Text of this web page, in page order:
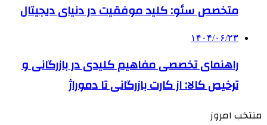
متخصص سئو: کلید موفقیت در دنیای دیجیتال
۱۴۰۴/۰۶/۲۳
راهنمای تخصصی مفاهیم کلیدی در بازرگانی و
ترخیص کالا: از کارت بازرگانی تا دموراژ
منتخب امروز